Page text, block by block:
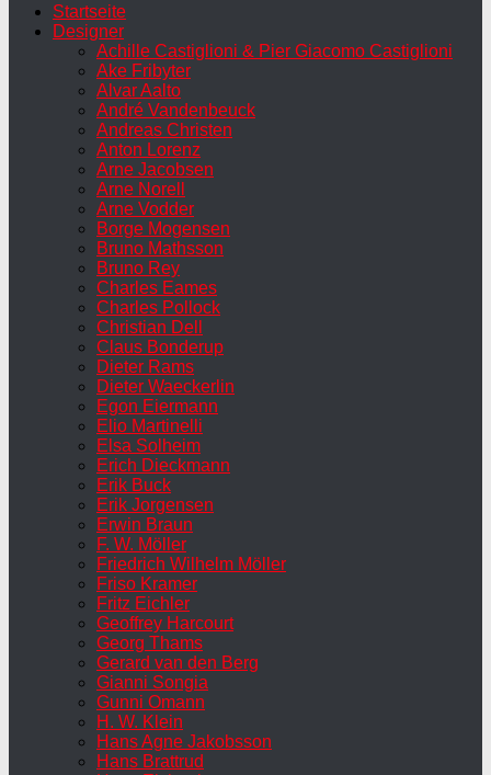
Startseite
Designer
Achille Castiglioni & Pier Giacomo Castiglioni
Ake Fribyter
Alvar Aalto
André Vandenbeuck
Andreas Christen
Anton Lorenz
Arne Jacobsen
Arne Norell
Arne Vodder
Borge Mogensen
Bruno Mathsson
Bruno Rey
Charles Eames
Charles Pollock
Christian Dell
Claus Bonderup
Dieter Rams
Dieter Waeckerlin
Egon Eiermann
Elio Martinelli
Elsa Solheim
Erich Dieckmann
Erik Buck
Erik Jorgensen
Erwin Braun
F. W. Möller
Friedrich Wilhelm Möller
Friso Kramer
Fritz Eichler
Geoffrey Harcourt
Georg Thams
Gerard van den Berg
Gianni Songia
Gunni Omann
H. W. Klein
Hans Agne Jakobsson
Hans Brattrud